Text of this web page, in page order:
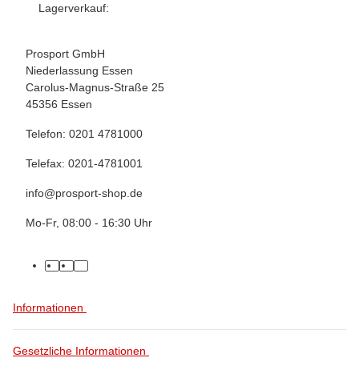
Lagerverkauf:
Prosport GmbH
Niederlassung Essen
Carolus-Magnus-Straße 25
45356 Essen
Telefon: 0201 4781000
Telefax: 0201-4781001
info@prosport-shop.de
Mo-Fr, 08:00 - 16:30 Uhr
Informationen
Gesetzliche Informationen